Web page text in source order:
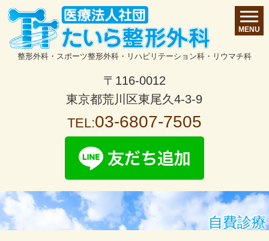
整形外科・スポーツ整形外科・リハビリテーション科・リウマチ科
〒116-0012
東京都荒川区東尾久4-3-9
TEL:03-6807-7505
自費診療
MENU